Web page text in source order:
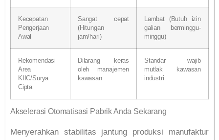
Kecepatan
Pengerjaan
Awal
Sangat cepat
(Hitungan
jam/hari)
Lambat (Butuh izin
galian berminggu-
minggu)
Rekomendasi
Area
KIIC/Surya
Cipta
Dilarang keras
oleh manajemen
kawasan
Standar wajib
mutlak kawasan
industri
Akselerasi Otomatisasi Pabrik Anda Sekarang
Menyerahkan stabilitas jantung produksi manufaktur